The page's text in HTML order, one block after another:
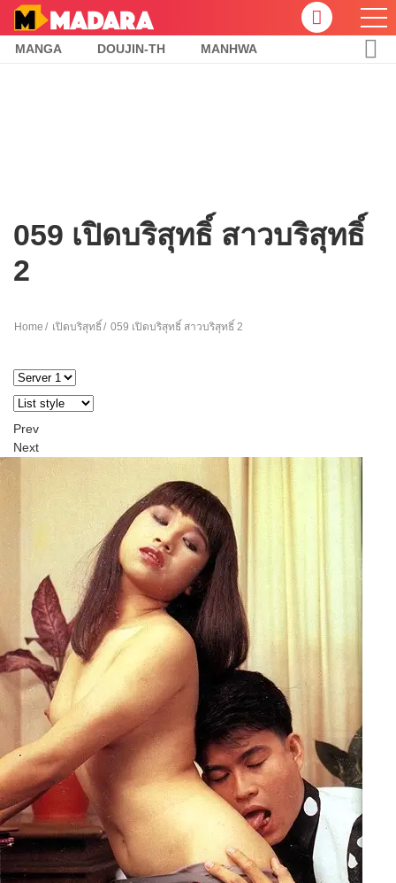
MANGA DOUJIN-TH MANHWA
059 เปิดบริสุทธิ์ สาวบริสุทธิ์
2
Home เปิดบริสุทธิ์ 059 เปิดบริสุทธิ์ สาวบริสุทธิ์ 2
Prev
Next